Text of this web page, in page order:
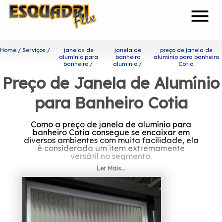
menu
Home Serviços
janelas de
alumínio para
banheiro
janela de
banheiro
alumínio
preço de janela de
alumínio para banheiro
Cotia
Preço de Janela de Alumínio
para Banheiro Cotia
Como a preço de janela de alumínio para
banheiro Cotia consegue se encaixar em
diversos ambientes com muita facilidade, ela
é considerada um item extremamente
versátil no segmento.
Procurando por preço de
janela de alumínio para
banheiro Cotia?
A Esquadriflex teve a sua fundação em 2002
Ler Mais...